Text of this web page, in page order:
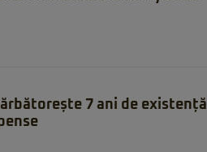
7 ani de existență